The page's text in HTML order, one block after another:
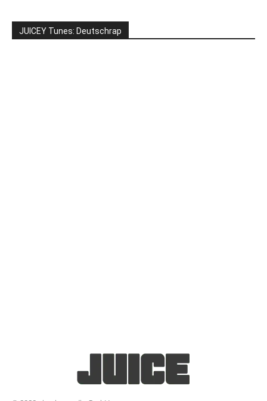
JUICEY Tunes: Deutschrap